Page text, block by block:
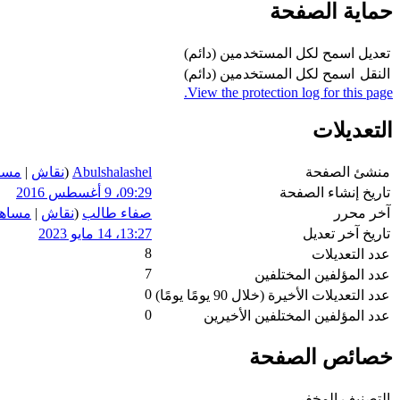
حماية الصفحة
تعديل اسمح لكل المستخدمين (دائم)
النقل
اسمح لكل المستخدمين (دائم)
View the protection log for this page.
التعديلات
منشئ الصفحة Abulshalashel
(نقاش |
تاريخ إنشاء الصفحة
09:29، 9 أغسطس 2016
آخر محرر
صفاء طالب (نقاش |
تاريخ آخر تعديل
13:27، 14 مايو 2023
عدد التعديلات
8
عدد المؤلفين المختلفين
7
عدد التعديلات الأخيرة (خلال 90 يومًا يومًا)
0
عدد المؤلفين المختلفين الأخيرين
0
خصائص الصفحة